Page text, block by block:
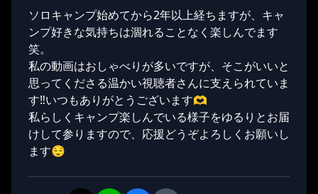
ソロキャンプ始めてから2年以上経ちますが、キャ
ンプ好きな気持ちは涸れることなく楽しんでます
笑。
私の動画はおしゃべりが多いですが、そこがいいと
思ってくださる温かい視聴者さんに支えられていま
す‼️いつもありがとうございます🫶
私らしくキャンプ楽しんでいる様子をゆるりとお届
けして参りますので、応援どうぞよろしくお願いし
ます😌